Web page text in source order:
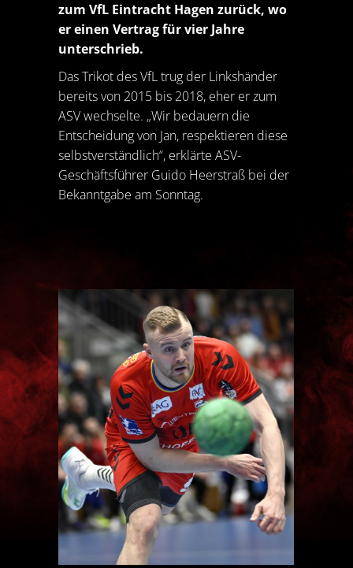
zum VfL Eintracht Hagen zurück, wo
er einen Vertrag für vier Jahre
unterschrieb.
Das Trikot des VfL trug der Linkshänder
bereits von 2015 bis 2018, eher er zum
ASV wechselte. „Wir bedauern die
Entscheidung von Jan, respektieren diese
selbstverständlich“, erklärte ASV-
Geschäftsführer Guido Heerstraß bei der
Bekanntgabe am Sonntag.